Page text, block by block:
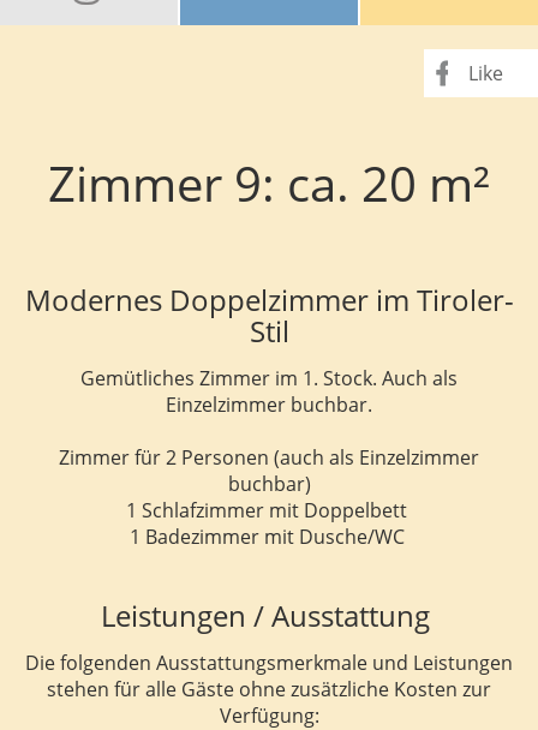
Like
Zimmer 9: ca. 20 m²
Modernes Doppelzimmer im Tiroler-
Stil
Gemütliches Zimmer im 1. Stock. Auch als
Einzelzimmer buchbar.
Zimmer für 2 Personen (auch als Einzelzimmer
buchbar)
1 Schlafzimmer mit Doppelbett
1 Badezimmer mit Dusche/WC
Leistungen / Ausstattung
Die folgenden Ausstattungsmerkmale und Leistungen
stehen für alle Gäste ohne zusätzliche Kosten zur
Verfügung: